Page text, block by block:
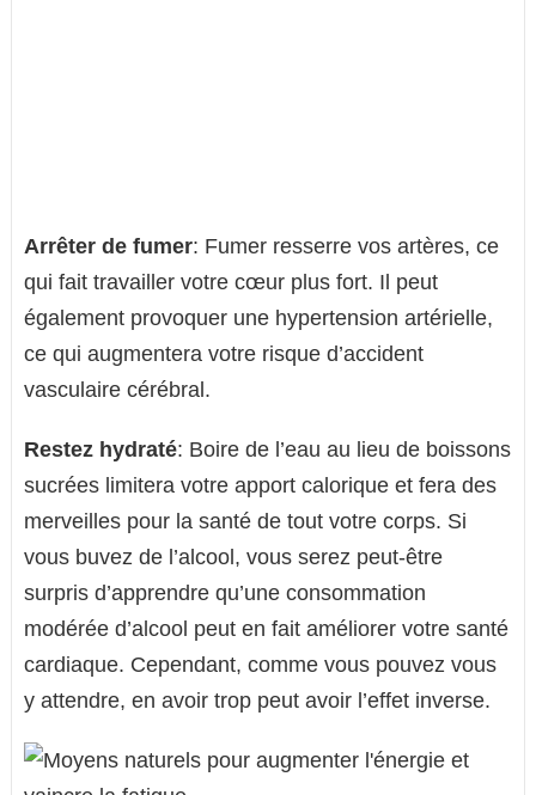
Arrêter de fumer: Fumer resserre vos artères, ce
qui fait travailler votre cœur plus fort. Il peut
également provoquer une hypertension artérielle,
ce qui augmentera votre risque d’accident
vasculaire cérébral.
Restez hydraté: Boire de l’eau au lieu de boissons
sucrées limitera votre apport calorique et fera des
merveilles pour la santé de tout votre corps. Si
vous buvez de l’alcool, vous serez peut-être
surpris d’apprendre qu’une consommation
modérée d’alcool peut en fait améliorer votre santé
cardiaque. Cependant, comme vous pouvez vous
y attendre, en avoir trop peut avoir l’effet inverse.